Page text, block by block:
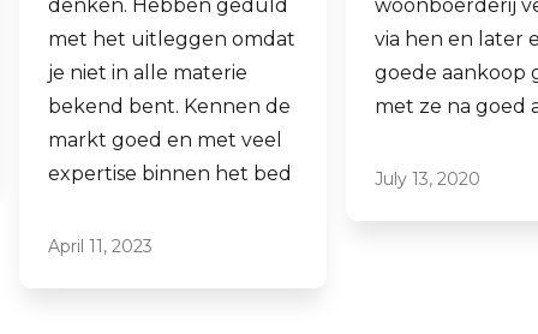
denken. Hebben geduld
met het uitleggen omdat
je niet in alle materie
bekend bent. Kennen de
markt goed en met veel
expertise binnen het bed
April 11, 2023
woonboerderij
via hen en later een
goede aankoop
met ze na goed
July 13, 2020